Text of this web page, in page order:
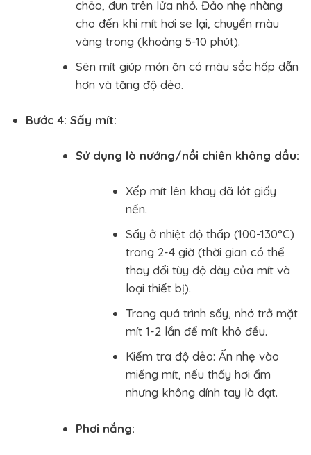
chảo, đun trên lửa nhỏ. Đảo nhẹ nhàng
cho đến khi mít hơi se lại, chuyển màu
vàng trong (khoảng 5-10 phút).
Sên mít giúp món ăn có màu sắc hấp dẫn
hơn và tăng độ dẻo.
Bước 4: Sấy mít:
Sử dụng lò nướng/nồi chiên không dầu:
Xếp mít lên khay đã lót giấy
nến.
Sấy ở nhiệt độ thấp (100-130°C)
trong 2-4 giờ (thời gian có thể
thay đổi tùy độ dày của mít và
loại thiết bị).
Trong quá trình sấy, nhớ trở mặt
mít 1-2 lần để mít khô đều.
Kiểm tra độ dẻo: Ấn nhẹ vào
miếng mít, nếu thấy hơi ẩm
nhưng không dính tay là đạt.
Phơi nắng: